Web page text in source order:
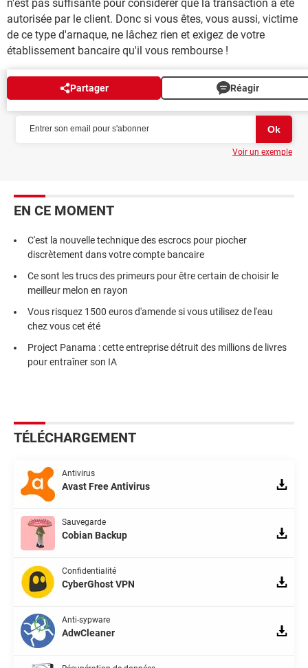
n'est pas suffisante pour considérer que la transaction a été
autorisée par le client. Donc si vous êtes, vous aussi, victime
de ce type d'arnaque, ne lâchez rien et exigez de votre
établissement bancaire qu'il vous rembourse !
Partager Réagir
NEWSLETTER
Voir un exemple
EN CE MOMENT
C'est la nouvelle technique des escrocs pour piocher
discrètement dans votre compte bancaire
Ce sont les trucs des primeurs pour être certain de choisir le
meilleur melon en rayon
Vous risquez 1500 euros d'amende si vous utilisez de l'eau
chez vous cet été
Project Panama : cette entreprise détruit des millions de livres
pour entraîner son IA
TÉLÉCHARGEMENT
Antivirus
Avast Free Antivirus
Sauvegarde
Cobian Backup
Confidentialité
CyberGhost VPN
Anti-sypware
AdwCleaner